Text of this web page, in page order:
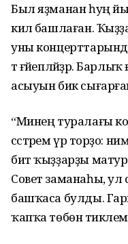
Был яҙманан һуң
килә башлаған.
уны
тә ғәйепләйҙәр.
асыуын бик
“Минең туралағы
сәстәрем үрә торҙо:
бит ҡыҙҙарҙы
Совет заманаһы, ул
башҡаса булды.
ҡапҡа төбөнә